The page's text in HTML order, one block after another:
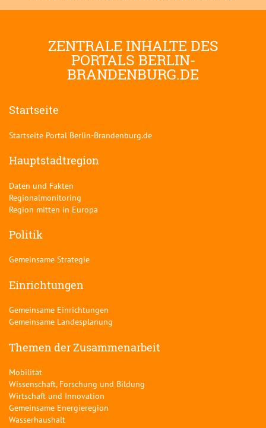
ZENTRALE INHALTE DES
PORTALS BERLIN-
BRANDENBURG.DE
Startseite
Startseite Portal Berlin-Brandenburg.de
Hauptstadtregion
Daten und Fakten
Regionalmonitoring
Region mitten in Europa
Politik
Gemeinsame Strategie
Einrichtungen
Gemeinsame Einrichtungen
Gemeinsame Landesplanung
Themen der Zusammenarbeit
Mobilität
Wissenschaft, Forschung und Bildung
Wirtschaft und Innovation
Gemeinsame Energieregion
Wasserhaushalt